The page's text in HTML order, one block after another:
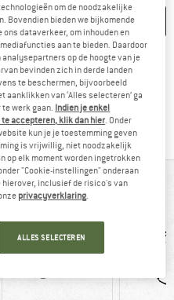
VERGELIJKEN
(NL)Vind hier de
betalingsinformatie hier!
om de noodzakelijke
Bovendien bieden we bijkomende
dataverkeer, om inhouden en
aan te bieden. Daardoor
op de hoogte van je
bevinden zich in derde landen
te beschermen, bijvoorbeeld
van ‘Alles selecteren’ ga
werk gaan. Indien je enkel
accepteren, klik dan hier. Onder
kun je je toestemming geven
is vrijwillig, niet noodzakelijk
op elk moment worden ingetrokken
"Cookie-instellingen" onderaan
inclusief de risico's van
privacyverklaring.
ALLES SELECTEREN